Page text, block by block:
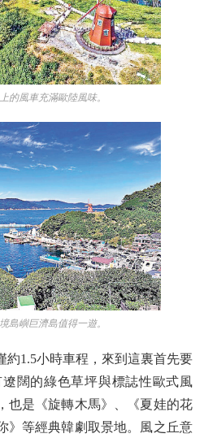
的風車充滿歐陸風味。
島嶼巨濟島值得一遊。
1.5小時車程，來到這裏首先要
闊的綠色草坪與標誌性歐式風
也是《旋轉木馬》、《夏娃的花
》等經典韓劇取景地。風之丘意